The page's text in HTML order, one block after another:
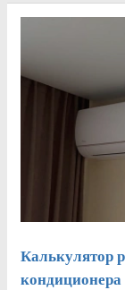
Калькулятор
кондиционера